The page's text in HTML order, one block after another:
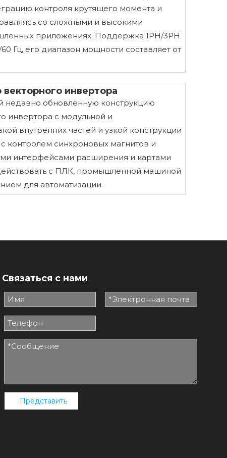
контроля крутящего момента и
со сложными и высокими
приложениях. Поддержка 1PH/3PH
Гц, его диапазон мощности составляет от
инвертора
недавно обновленную конструкцию
инвертора с модульной и
внутренних частей и узкой конструкции
контролем синхроновых магнитов и
интерфейсами расширения и картами
с ПЛК, промышленной машиной
для автоматизации.
Связаться с нами
Представить